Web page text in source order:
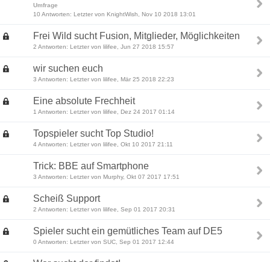
Umfrage
10 Antworten: Letzter von KnightWish, Nov 10 2018 13:01
Frei Wild sucht Fusion, Mitglieder, Möglichkeiten
2 Antworten: Letzter von lilifee, Jun 27 2018 15:57
wir suchen euch
3 Antworten: Letzter von lilifee, Mär 25 2018 22:23
Eine absolute Frechheit
1 Antworten: Letzter von lilifee, Dez 24 2017 01:14
Topspieler sucht Top Studio!
4 Antworten: Letzter von lilifee, Okt 10 2017 21:11
Trick: BBE auf Smartphone
3 Antworten: Letzter von Murphy, Okt 07 2017 17:51
Scheiß Support
2 Antworten: Letzter von lilifee, Sep 01 2017 20:31
Spieler sucht ein gemütliches Team auf DE5
0 Antworten: Letzter von SUC, Sep 01 2017 12:44